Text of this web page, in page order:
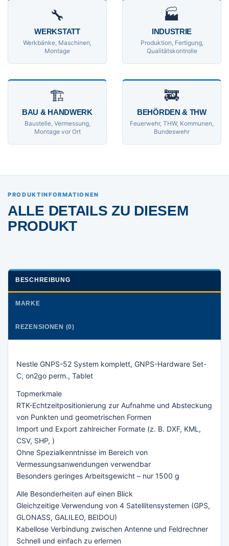
🔧
WERKSTATT
Werkbänke, Maschinen,
Montage
🏭
INDUSTRIE
Produktion, Fertigung,
Qualitätskontrolle
🏗
BAU & HANDWERK
Baustelle, Vermessung,
Montage vor Ort
🚒
BEHÖRDEN & THW
Feuerwehr, THW, Kommunen,
Bundeswehr
PRODUKTINFORMATIONEN
ALLE DETAILS ZU DIESEM
PRODUKT
BESCHREIBUNG
MARKE
REZENSIONEN (0)
Nestle GNPS-52 System komplett, GNPS-Hardware Set-
C, on2go perm., Tablet
Topmerkmale
RTK-Echtzeitpositionierung zur Aufnahme und Absteckung
von Punkten und geometrischen Formen
Import und Export zahlreicher Formate (z. B. DXF, KML,
CSV, SHP, )
Ohne Spezialkenntnisse im Bereich von
Vermessungsanwendungen verwendbar
Besonders geringes Arbeitsgewicht – nur 1500 g
Alle Besonderheiten auf einen Blick
Gleichzeitige Verwendung von 4 Satellitensystemen (GPS,
GLONASS, GALILEO, BEIDOU)
Kabellose Verbindung zwischen Antenne und Feldrechner
Schnell und einfach zu erlernen